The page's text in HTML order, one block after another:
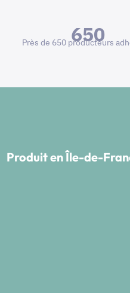
650
Près de 650 producteurs
Produit en Île-de-